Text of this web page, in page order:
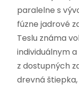
paralelne s
fúzne jadrové
Teslu známa
individuálnym
z dostupných
drevná